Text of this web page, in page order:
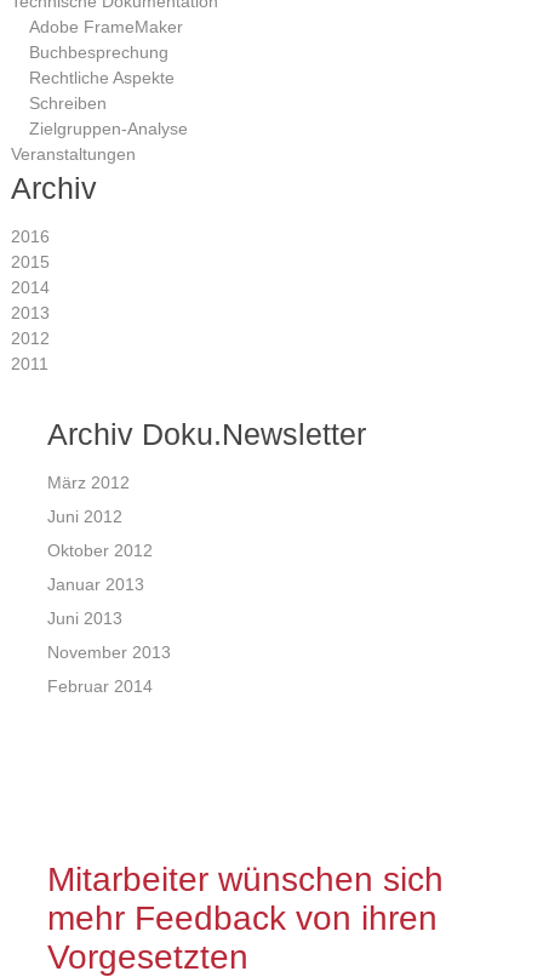
Adobe FrameMaker
Buchbesprechung
Rechtliche Aspekte
Schreiben
Zielgruppen-Analyse
Veranstaltungen
Archiv
2016
2015
2014
2013
2012
2011
Archiv Doku.Newsletter
März 2012
Juni 2012
Oktober 2012
Januar 2013
Juni 2013
November 2013
Februar 2014
Mitarbeiter wünschen sich
mehr Feedback von ihren
Vorgesetzten